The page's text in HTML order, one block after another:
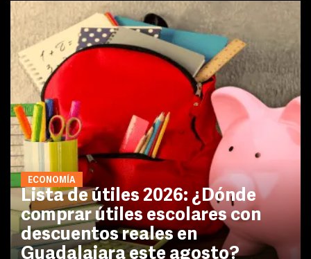
ECONOMÍA
Lista de útiles 2026: ¿Dónde
comprar útiles escolares con
descuentos reales en
Guadalajara este agosto?